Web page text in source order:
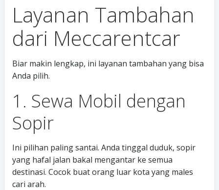
Layanan Tambahan
dari Meccarentcar
Biar makin lengkap, ini layanan tambahan yang bisa
Anda pilih.
1. Sewa Mobil dengan
Sopir
Ini pilihan paling santai. Anda tinggal duduk, sopir
yang hafal jalan bakal mengantar ke semua
destinasi. Cocok buat orang luar kota yang males
cari arah.